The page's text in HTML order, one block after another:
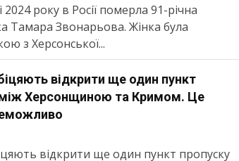
2024 року в Росії померла 91-річна
Тамара Звонарьова. Жінка була
з Херсонської...
відкрити ще один пункт
між Херсонщиною та Кримом. Це
відкрити ще один пункт пропуску